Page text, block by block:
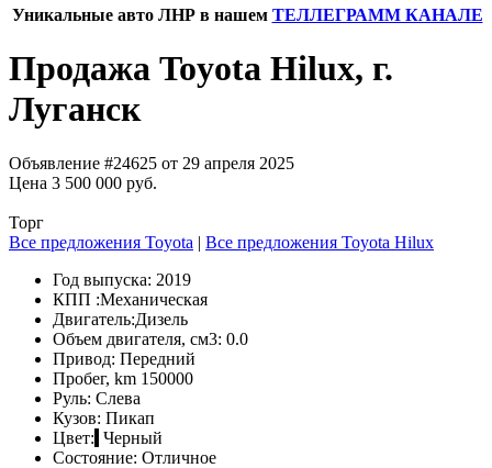
Уникальные авто ЛНР в нашем ТЕЛЛЕГРАММ КАНАЛЕ
Продажа Toyota Hilux, г.
Луганск
Объявление #24625 от 29 апреля 2025
Цена 3 500 000 руб.
Торг
Все предложения Toyota | Все предложения Toyota Hilux
Год выпуска: 2019
КПП :Механическая
Двигатель:Дизель
Объем двигателя, см3: 0.0
Привод: Передний
Пробег, km 150000
Руль: Слева
Кузов: Пикап
Цвет: Черный
Состояние: Отличное